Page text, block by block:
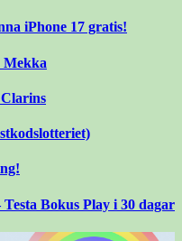
iPhone 17 gratis!
Mekka
Bokus Play i 30 dagar